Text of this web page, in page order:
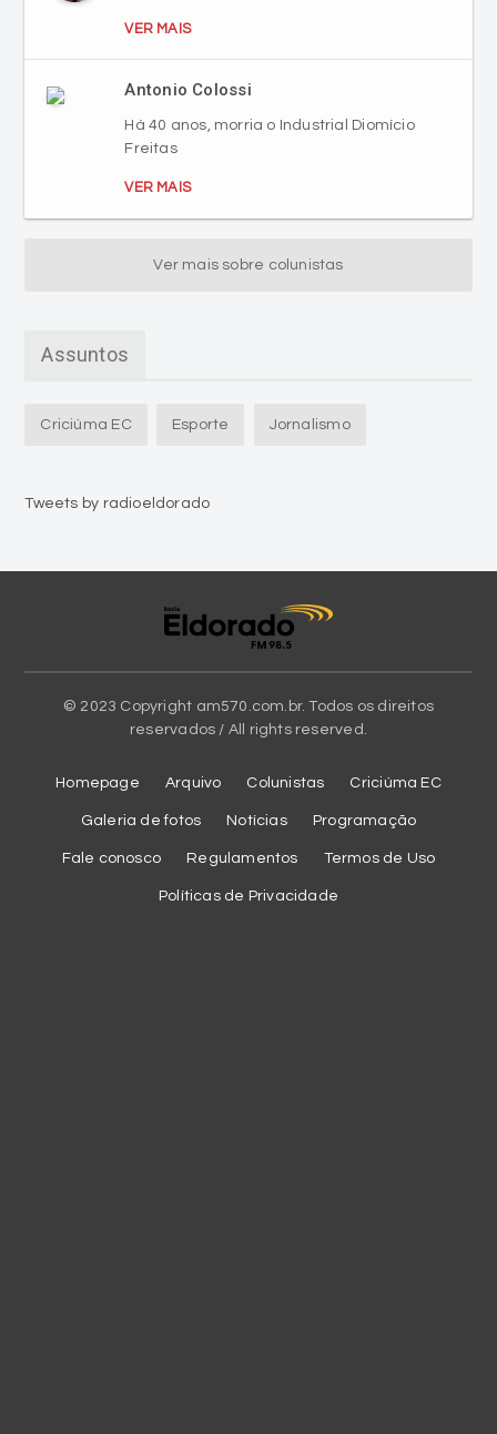
VER MAIS
Antonio Colossi
Há 40 anos, morria o Industrial Diomício
Freitas
VER MAIS
Ver mais sobre colunistas
Assuntos
Criciúma EC Esporte Jornalismo
Tweets by radioeldorado
© 2023 Copyright am570.com.br. Todos os direitos
reservados / All rights reserved.
Homepage Arquivo Colunistas Criciúma EC
Galeria de fotos Notícias Programação
Fale conosco Regulamentos Termos de Uso
Políticas de Privacidade